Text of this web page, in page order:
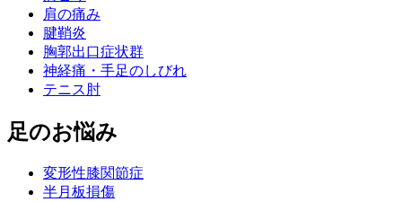
肩の痛み
腱鞘炎
胸郭出口症状群
神経痛・手足のしびれ
テニス肘
足のお悩み
変形性膝関節症
半月板損傷